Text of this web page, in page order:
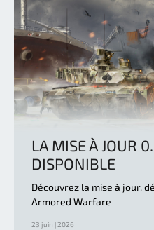
LA MISE À JOUR
DISPONIBLE
Découvrez la mise à jour,
Armored Warfare
23 juin | 2026